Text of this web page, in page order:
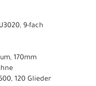
9-fach
170mm
120 Glieder